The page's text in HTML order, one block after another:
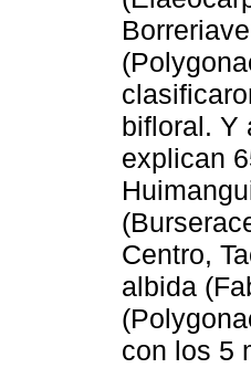
bifloral. Y
explican
Centro,
albida
con los 5